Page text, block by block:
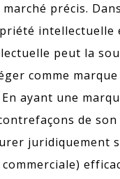
précis.
intellectuelle
peut la
comme
ayant une
de
juridiquement